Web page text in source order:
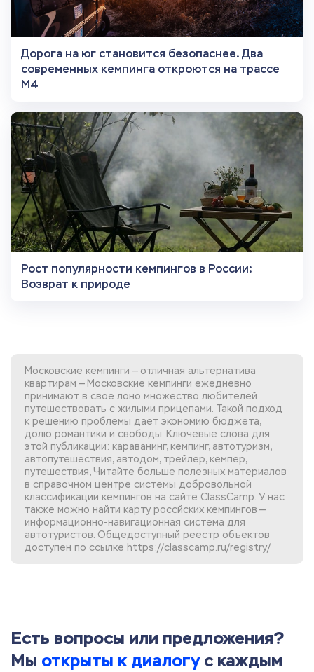
Дорога на юг становится безопаснее. Два
современных кемпинга откроются на трассе
М4
Рост популярности кемпингов в России:
Возврат к природе
Московские кемпинги — отличная альтернатива
квартирам — Московские кемпинги ежедневно
принимают в свое лоно множество любителей
путешествовать с жилыми прицепами. Такой подход
к решению проблемы дает экономию бюджета,
долю романтики и свободы. Ключевые слова для
этой публикации: караванинг, кемпинг, автотуризм,
автопутешествия, автодом, трейлер, кемпер,
путешествия, Читайте больше полезных материалов
в справочном центре системы добровольной
классификации кемпингов на сайте ClassCamp. У нас
также можно найти карту россйских кемпингов —
информационно-навигационная система для
автотуристов. Общедоступный реестр объектов
доступен по ссылке https://classcamp.ru/registry/
Есть вопросы или предложения?
Мы открыты к диалогус каждым